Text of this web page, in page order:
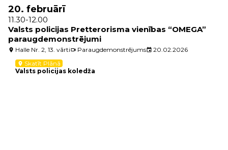
20. februārī
11.30-12.00
Valsts policijas Pretterorisma vienības “OMEGA”
paraugdemonstrējumi
location_on Halle Nr. 2, 13. vārtivideocam Paraugdemonstrējumsevent 20.02.2026
location_on Skatīt Plānā
Valsts policijas koledža